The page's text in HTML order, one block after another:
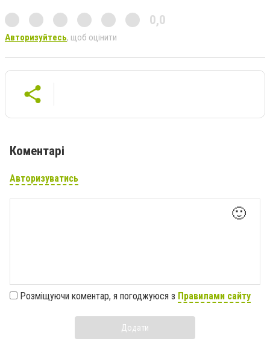
0,0
Авторизуйтесь, щоб оцінити
Коментарі
Авторизуватись
🙂
Розміщуючи коментар, я погоджуюся з Правилами сайту
Додати